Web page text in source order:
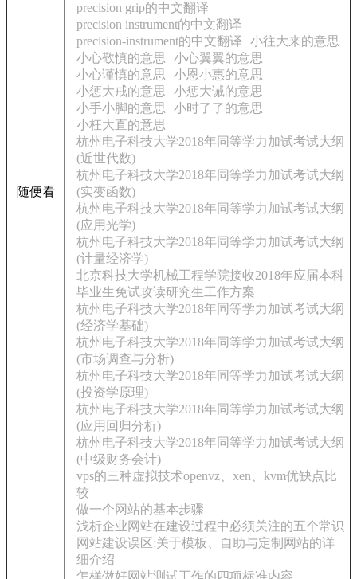
随便看
precision grip的中文翻译
precision instrument的中文翻译
precision-instrument的中文翻译
小往大来的意思
小心敬慎的意思
小心翼翼的意思
小心谨慎的意思
小恩小惠的意思
小惩大戒的意思
小惩大诫的意思
小手小脚的意思
小时了了的意思
小枉大直的意思
杭州电子科技大学2018年同等学力加试考试大纲
(近世代数)
杭州电子科技大学2018年同等学力加试考试大纲
(实变函数)
杭州电子科技大学2018年同等学力加试考试大纲
(应用光学)
杭州电子科技大学2018年同等学力加试考试大纲
(计量经济学)
北京科技大学机械工程学院接收2018年应届本科
毕业生免试攻读研究生工作方案
杭州电子科技大学2018年同等学力加试考试大纲
(经济学基础)
杭州电子科技大学2018年同等学力加试考试大纲
(市场调查与分析)
杭州电子科技大学2018年同等学力加试考试大纲
(投资学原理)
杭州电子科技大学2018年同等学力加试考试大纲
(应用回归分析)
杭州电子科技大学2018年同等学力加试考试大纲
(中级财务会计)
vps的三种虚拟技术openvz、xen、kvm优缺点比
较
做一个网站的基本步骤
浅析企业网站在建设过程中必须关注的五个常识
网站建设误区:关于模板、自助与定制网站的详
细介绍
怎样做好网站测试工作的四项标准内容